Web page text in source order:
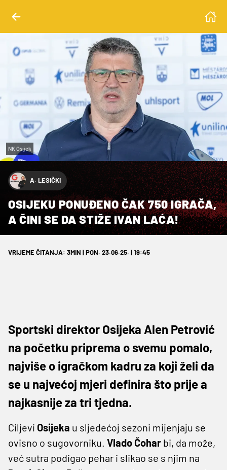
NK Osijek
A. LESIČKI
OSIJEKU PONUĐENO ČAK 750 IGRAČA,
A ČINI SE DA STIŽE IVAN LAĆA!
VRIJEME ČITANJA: 3MIN | PON. 23.06.25. | 19:45
Sportski direktor Osijeka Alen Petrović
na početku priprema o svemu pomalo,
najviše o igračkom kadru za koji želi da
se u najvećoj mjeri definira što prije a
najkasnije za tri tjedna.
Ciljevi Osijeka u sljedećoj sezoni mijenjaju se
ovisno o sugovorniku. Vlado Čohar bi, da može,
već sutra podigao pehar i slikao se s njim na